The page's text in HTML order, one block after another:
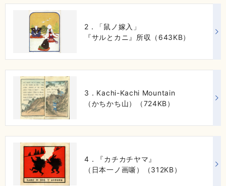
2．「鼠ノ嫁入」
『サルとカニ』所収（643KB）
3．Kachi-Kachi Mountain
（かちかち山）（724KB）
4．『カチカチヤマ』
（日本一ノ画噺）（312KB）